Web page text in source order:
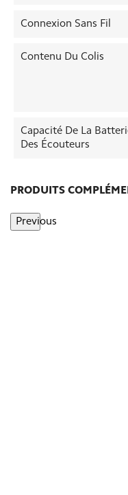
Connexion Sans Fil
Contenu Du Colis
Capacité De La
Des Écouteurs
PRODUITS
Previous